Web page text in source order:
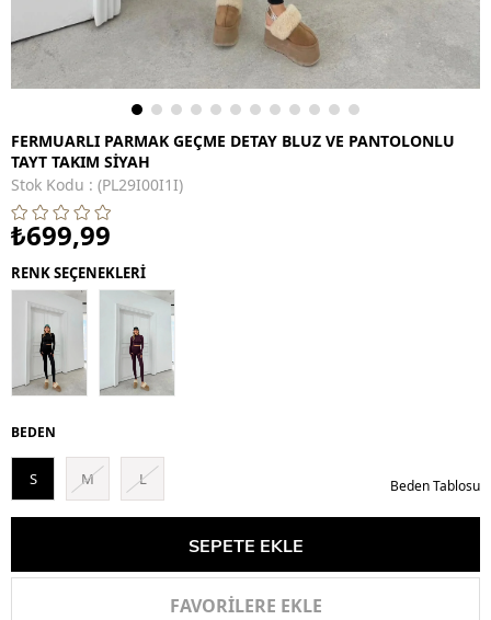
FERMUARLI PARMAK GEÇME DETAY BLUZ VE PANTOLONLU
TAYT TAKIM SİYAH
Stok Kodu
(PL29I00I1I)
₺699,99
RENK SEÇENEKLERİ
BEDEN
S M L Beden Tablosu
FAVORILERE EKLE